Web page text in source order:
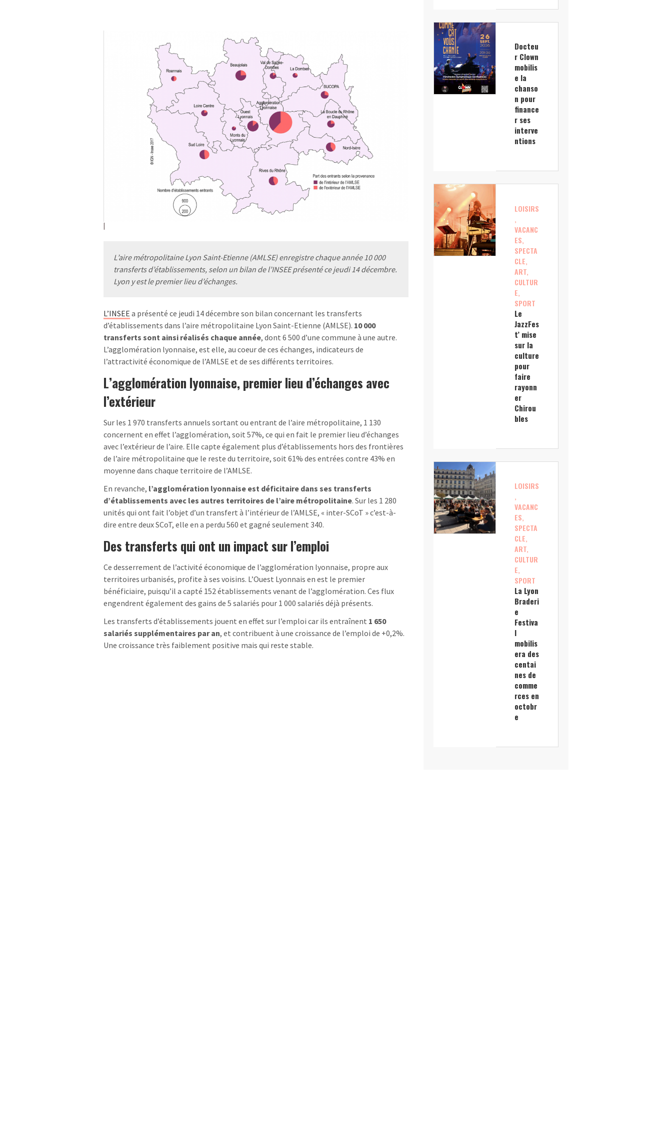
L’aire métropolitaine Lyon Saint-Etienne (AMLSE) enregistre chaque année 10 000
transferts d’établissements, selon un bilan de l’INSEE présenté ce jeudi 14 décembre.
Lyon y est le premier lieu d’échanges.
L’INSEE a présenté ce jeudi 14 décembre son bilan concernant les transferts
d’établissements dans l’aire métropolitaine Lyon Saint-Etienne (AMLSE). 10 000
transferts sont ainsi réalisés chaque année, dont 6 500 d’une commune à une autre.
L’agglomération lyonnaise, est elle, au coeur de ces échanges, indicateurs de
l’attractivité économique de l’AMLSE et de ses différents territoires.
L’agglomération lyonnaise, premier lieu d’échanges avec
l’extérieur
Sur les 1 970 transferts annuels sortant ou entrant de l’aire métropolitaine, 1 130
concernent en effet l’agglomération, soit 57%, ce qui en fait le premier lieu d’échanges
avec l’extérieur de l’aire. Elle capte également plus d’établissements hors des frontières
de l’aire métropolitaine que le reste du territoire, soit 61% des entrées contre 43% en
moyenne dans chaque territoire de l’AMLSE.
En revanche, l’agglomération lyonnaise est déficitaire dans ses transferts
d’établissements avec les autres territoires de l’aire métropolitaine. Sur les 1 280
unités qui ont fait l’objet d’un transfert à l’intérieur de l’AMLSE, « inter-SCoT » c’est-à-
dire entre deux SCoT, elle en a perdu 560 et gagné seulement 340.
Des transferts qui ont un impact sur l’emploi
Ce desserrement de l’activité économique de l’agglomération lyonnaise, propre aux
territoires urbanisés, profite à ses voisins. L’Ouest Lyonnais en est le premier
bénéficiaire, puisqu’il a capté 152 établissements venant de l’agglomération. Ces flux
engendrent également des gains de 5 salariés pour 1 000 salariés déjà présents.
Les transferts d’établissements jouent en effet sur l’emploi car ils entraînent 1 650
salariés supplémentaires par an, et contribuent à une croissance de l’emploi de +0,2%.
Une croissance très faiblement positive mais qui reste stable.
Docteu
r Clown
mobilis
e la
chanso
n pour
finance
r ses
interve
ntions
LOISIRS
,
VACANC
ES,
SPECTA
CLE,
ART,
CULTUR
E,
SPORT
Le
JazzFes
t’ mise
sur la
culture
pour
faire
rayonn
er
Chirou
bles
LOISIRS
,
VACANC
ES,
SPECTA
CLE,
ART,
CULTUR
E,
SPORT
La Lyon
Braderi
e
Festiva
l
mobilis
era des
centai
nes de
comme
rces en
octobr
e